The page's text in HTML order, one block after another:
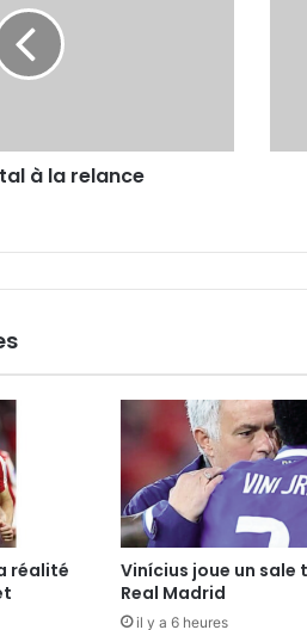
à la relance
réalité
Vinícius joue un sale
Real Madrid
il y a 6 heures